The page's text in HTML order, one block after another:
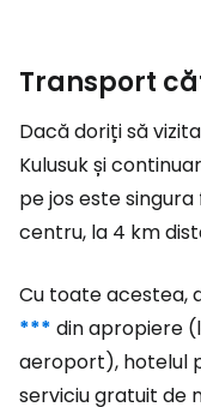
Transport
Dacă doriți să
Kulusuk și
pe jos este
centru, la 4 km
Cu toate acestea,
*** din apropiere
aeroport), hotelul
serviciu gratuit de